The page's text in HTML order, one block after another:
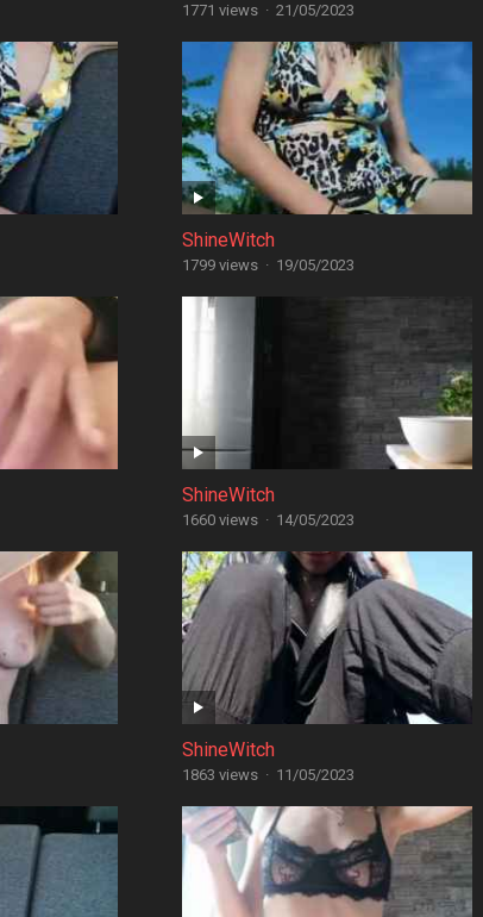
1771 views · 21/05/2023
ShineWitch
1799 views · 19/05/2023
ShineWitch
1660 views · 14/05/2023
ShineWitch
1863 views · 11/05/2023